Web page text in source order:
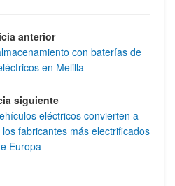
anterior
con baterías de
en Melilla
siguiente
eléctricos convierten a
fabricantes más electrificados
Europa